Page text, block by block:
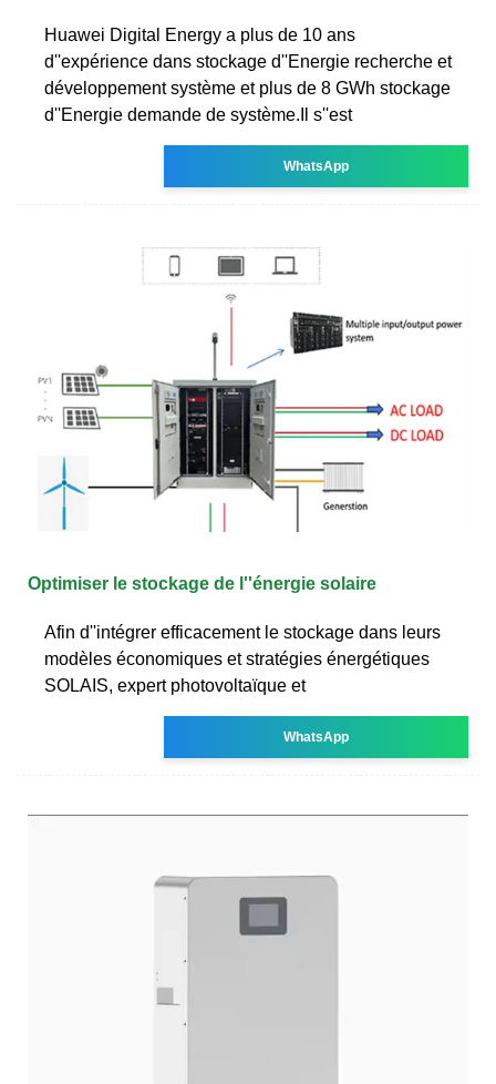
Huawei Digital Energy a plus de 10 ans
d''expérience dans stockage d''Energie recherche et
développement système et plus de 8 GWh stockage
d''Energie demande de système.Il s''est
WhatsApp
Optimiser le stockage de l''énergie solaire
Afin d''intégrer efficacement le stockage dans leurs
modèles économiques et stratégies énergétiques
SOLAIS, expert photovoltaïque et
WhatsApp